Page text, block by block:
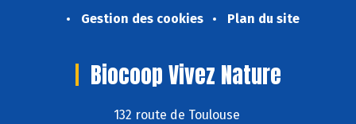
Gestion des cookies
Plan du site
Biocoop Vivez Nature
132 route de Toulouse